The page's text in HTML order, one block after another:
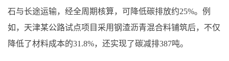
石与长途运输，经全周期核算，可降低碳排放约25%。例
如，天津某公路试点项目采用钢渣沥青混合料铺筑后，不仅
降低了材料成本的31.8%，还实现了碳减排387吨。